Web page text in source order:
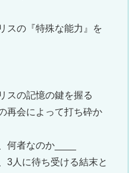
スの『特殊な能力』を
スの記憶の鍵を握る
再会によって打ち砕か
何者なのか____
3人に待ち受ける結末と